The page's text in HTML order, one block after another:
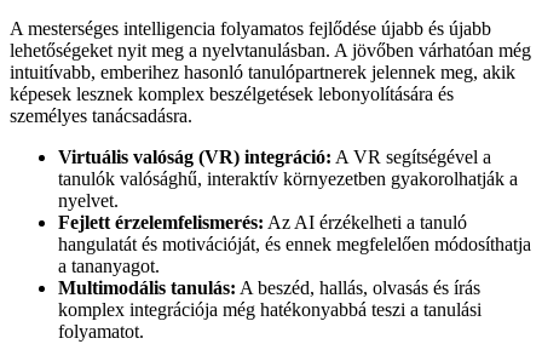
A mesterséges intelligencia folyamatos fejlődése újabb és újabb
lehetőségeket nyit meg a nyelvtanulásban. A jövőben várhatóan még
intuitívabb, emberihez hasonló tanulópartnerek jelennek meg, akik
képesek lesznek komplex beszélgetések lebonyolítására és
személyes tanácsadásra.
Virtuális valóság (VR) integráció: A VR segítségével a
tanulók valósághű, interaktív környezetben gyakorolhatják a
nyelvet.
Fejlett érzelemfelismerés: Az AI érzékelheti a tanuló
hangulatát és motivációját, és ennek megfelelően módosíthatja
a tananyagot.
Multimodális tanulás: A beszéd, hallás, olvasás és írás
komplex integrációja még hatékonyabbá teszi a tanulási
folyamatot.